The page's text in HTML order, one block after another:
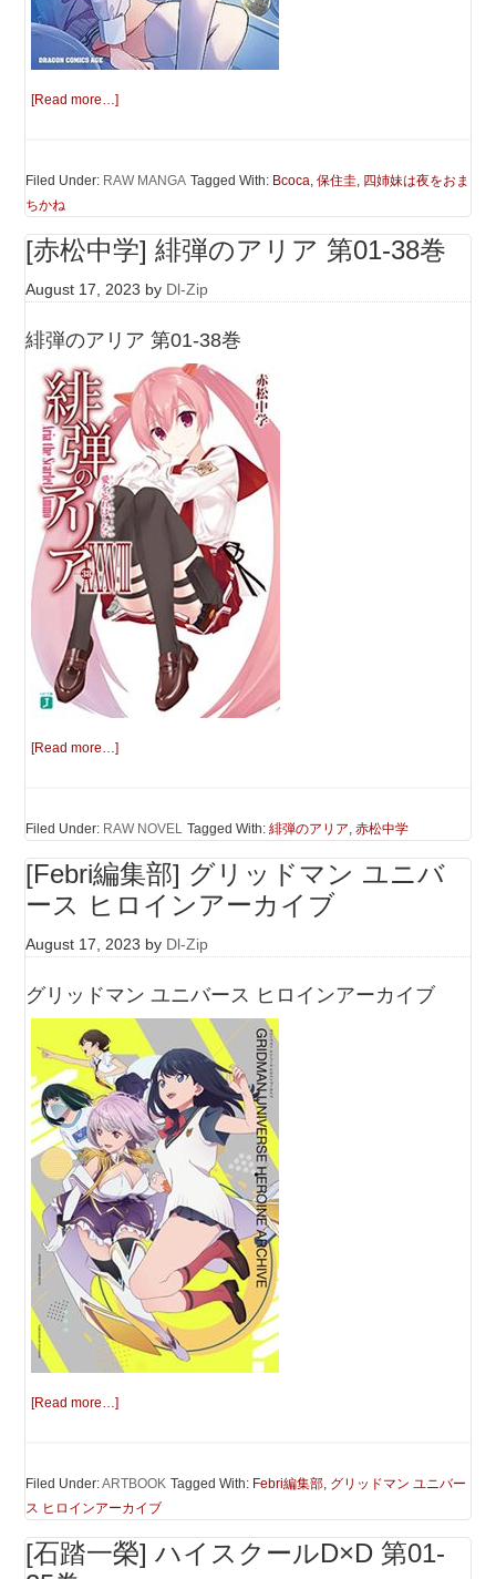
[Read more…]
Filed Under: RAW MANGA Tagged With: Bcoca,保住圭, 四姉妹は夜をおま
ちかね
[赤松中学] 緋弾のアリア 第01-38巻
August 17, 2023 by Dl-Zip
緋弾のアリア 第01-38巻
[Read more…]
Filed Under: RAW NOVEL Tagged With:緋弾のアリア,赤松中学
[Febri編集部] グリッドマン ユニバ
ース ヒロインアーカイブ
August 17, 2023 by Dl-Zip
グリッドマン ユニバース ヒロインアーカイブ
[Read more…]
Filed Under:ARTBOOK Tagged With: Febri編集部, グリッドマン ユニバー
ス ヒロインアーカイブ
[石踏一榮] ハイスクールD×D 第01-